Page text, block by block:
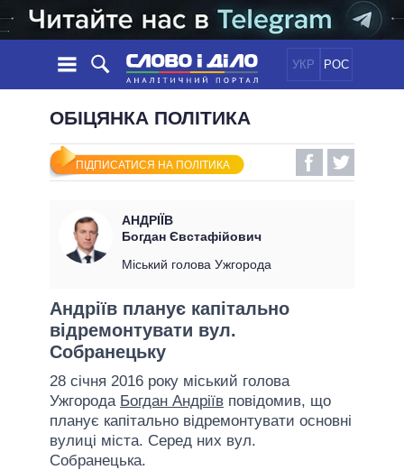
УКР РОС
НОВИНИ
СТРІЧКА
ПОДІЇ
ДУМКИ
ОГЛЯДИ
ПОЛІТИКА
ЕКОНОМІКА
СВІТ
ОБIЦЯНКИ
УСІ ПОЛІТИКИ
ПРЕЗИДЕНТ І ОФІС
КАБІНЕТ МІНІСТРІВ
ГОЛОВИ ОБЛАДМІНІСТРАЦІЙ
МЕРИ МІСТ
ВСІ ПЕРСОНИ
ІНФОГРАФІКА
ВІДЕО
ПІДТРИМАТИ
ПОРІВНЯННЯ ПОЛІТИКІВ
ОБІЦЯНКА ПОЛІТИКА
ПІДПИСАТИСЯ НА ПОЛІТИКА
АНДРІЇВ
Богдан Євстафійович
Міський голова Ужгорода
Андріїв планує капітально
відремонтувати вул.
Собранецьку
28 січня 2016 року міський голова
Ужгорода Богдан Андріїв повідомив, що
планує капітально відремонтувати основні
вулиці міста. Серед них вул.
Собранецька.